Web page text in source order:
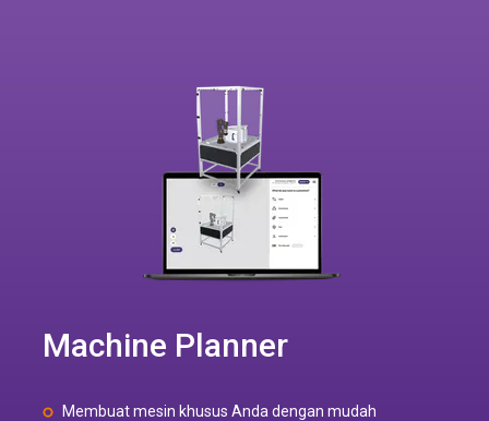
Machine Planner
Membuat mesin khusus Anda dengan mudah